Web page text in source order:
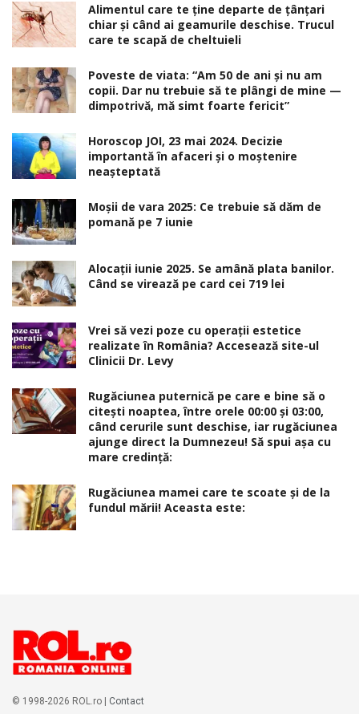
Alimentul care te ține departe de țânțari
chiar și când ai geamurile deschise. Trucul
care te scapă de cheltuieli
Poveste de viata: “Am 50 de ani și nu am
copii. Dar nu trebuie să te plângi de mine —
dimpotrivă, mă simt foarte fericit”
Horoscop JOI, 23 mai 2024. Decizie
importantă în afaceri şi o moştenire
neaşteptată
Moșii de vara 2025: Ce trebuie să dăm de
pomană pe 7 iunie
Alocaţii iunie 2025. Se amână plata banilor.
Când se virează pe card cei 719 lei
Vrei să vezi poze cu operații estetice
realizate în România? Accesează site-ul
Clinicii Dr. Levy
Rugăciunea puternică pe care e bine să o
citești noaptea, între orele 00:00 și 03:00,
când cerurile sunt deschise, iar rugăciunea
ajunge direct la Dumnezeu! Să spui așa cu
mare credință:
Rugăciunea mamei care te scoate şi de la
fundul mării! Aceasta este:
© 1998-2026 ROL.ro | Contact